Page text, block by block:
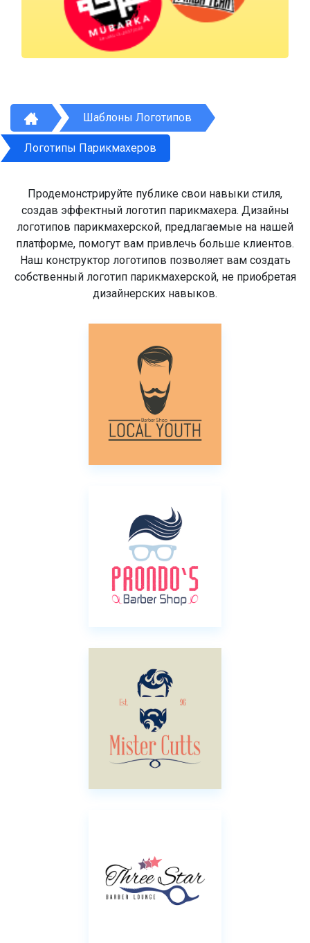
Шаблоны Логотипов
Логотипы Парикмахеров
Продемонстрируйте публике свои навыки стиля,
создав эффектный логотип парикмахера. Дизайны
логотипов парикмахерской, предлагаемые на нашей
платформе, помогут вам привлечь больше клиентов.
Наш конструктор логотипов позволяет вам создать
собственный логотип парикмахерской, не приобретая
дизайнерских навыков.